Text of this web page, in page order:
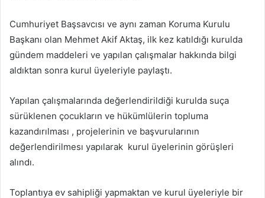
Cumhuriyet Başsavcısı ve aynı zaman Koruma Kurulu
Başkanı olan Mehmet Akif Aktaş, ilk kez katıldığı kurulda
gündem maddeleri ve yapılan çalışmalar hakkında bilgi
aldıktan sonra kurul üyeleriyle paylaştı.
Yapılan çalışmalarında değerlendirildiği kurulda suça
sürüklenen çocukların ve hükümlülerin topluma
kazandırılması , projelerinin ve başvurularının
değerlendirilmesı yapılarak kurul üyelerinin görüşleri
alındı.
Toplantıya ev sahipliği yapmaktan ve kurul üyeleriyle bir